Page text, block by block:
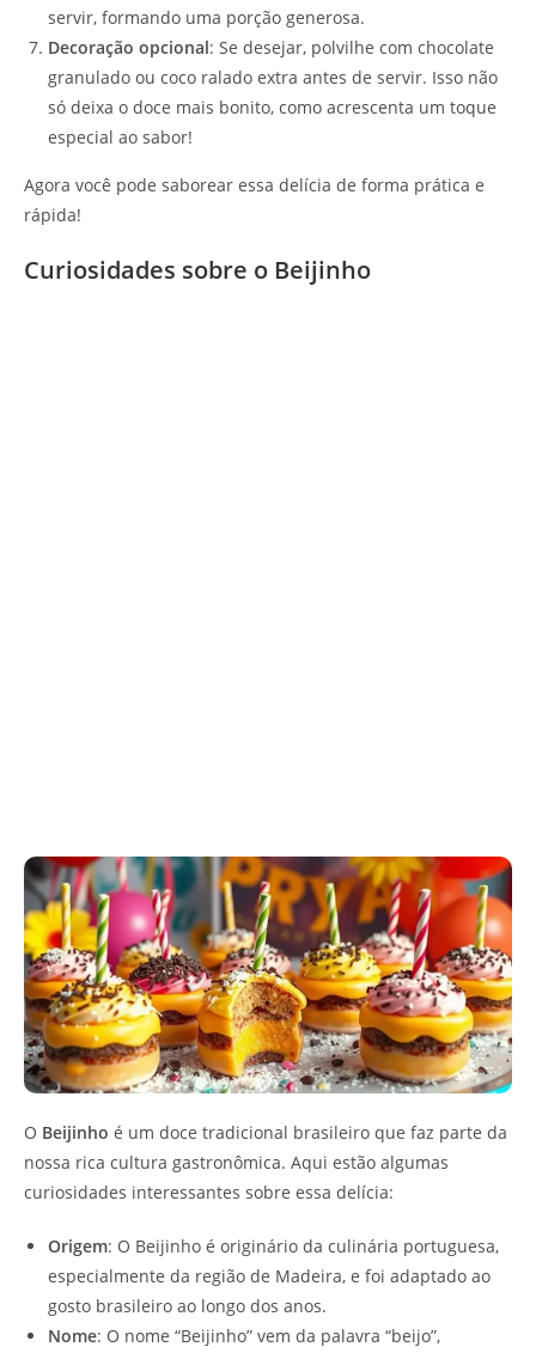
servir, formando uma porção generosa.
Decoração opcional: Se desejar, polvilhe com chocolate
granulado ou coco ralado extra antes de servir. Isso não
só deixa o doce mais bonito, como acrescenta um toque
especial ao sabor!
Agora você pode saborear essa delícia de forma prática e
rápida!
Curiosidades sobre o Beijinho
O Beijinho é um doce tradicional brasileiro que faz parte da
nossa rica cultura gastronômica. Aqui estão algumas
curiosidades interessantes sobre essa delícia:
Origem: O Beijinho é originário da culinária portuguesa,
especialmente da região de Madeira, e foi adaptado ao
gosto brasileiro ao longo dos anos.
Nome: O nome “Beijinho” vem da palavra “beijo”,